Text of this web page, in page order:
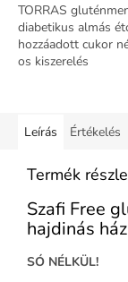
TORRAS
diabetikus almás
hozzáadott cukor
os kiszerelés
Leírás Értékelés
Termék
Szafi Free
hajdinás
SÓ NÉLKÜL!